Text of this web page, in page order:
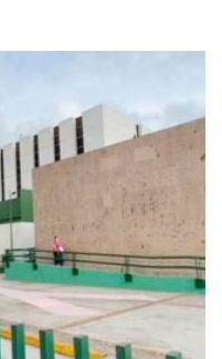
la ceremonia de
junio.